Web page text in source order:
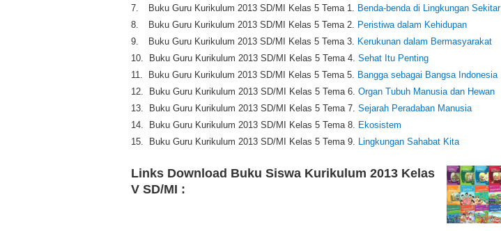
7.
Buku Guru Kurikulum 2013 SD/MI Kelas 5 Tema 1. Benda-benda di Lingkungan Sekitar
8.
Buku Guru Kurikulum 2013 SD/MI Kelas 5 Tema 2. Peristiwa dalam Kehidupan
9.
Buku Guru Kurikulum 2013 SD/MI Kelas 5 Tema 3. Kerukunan dalam Bermasyarakat
10.
Buku Guru Kurikulum 2013 SD/MI Kelas 5 Tema 4. Sehat Itu Penting
11.
Buku Guru Kurikulum 2013 SD/MI Kelas 5 Tema 5. Bangga sebagai Bangsa Indonesia
12.
Buku Guru Kurikulum 2013 SD/MI Kelas 5 Tema 6. Organ Tubuh Manusia dan Hewan
13.
Buku Guru Kurikulum 2013 SD/MI Kelas 5 Tema 7. Sejarah Peradaban Manusia
14.
Buku Guru Kurikulum 2013 SD/MI Kelas 5 Tema 8. Ekosistem
15.
Buku Guru Kurikulum 2013 SD/MI Kelas 5 Tema 9. Lingkungan Sahabat Kita
Links Download Buku Siswa Kurikulum 2013 Kelas
V SD/MI :